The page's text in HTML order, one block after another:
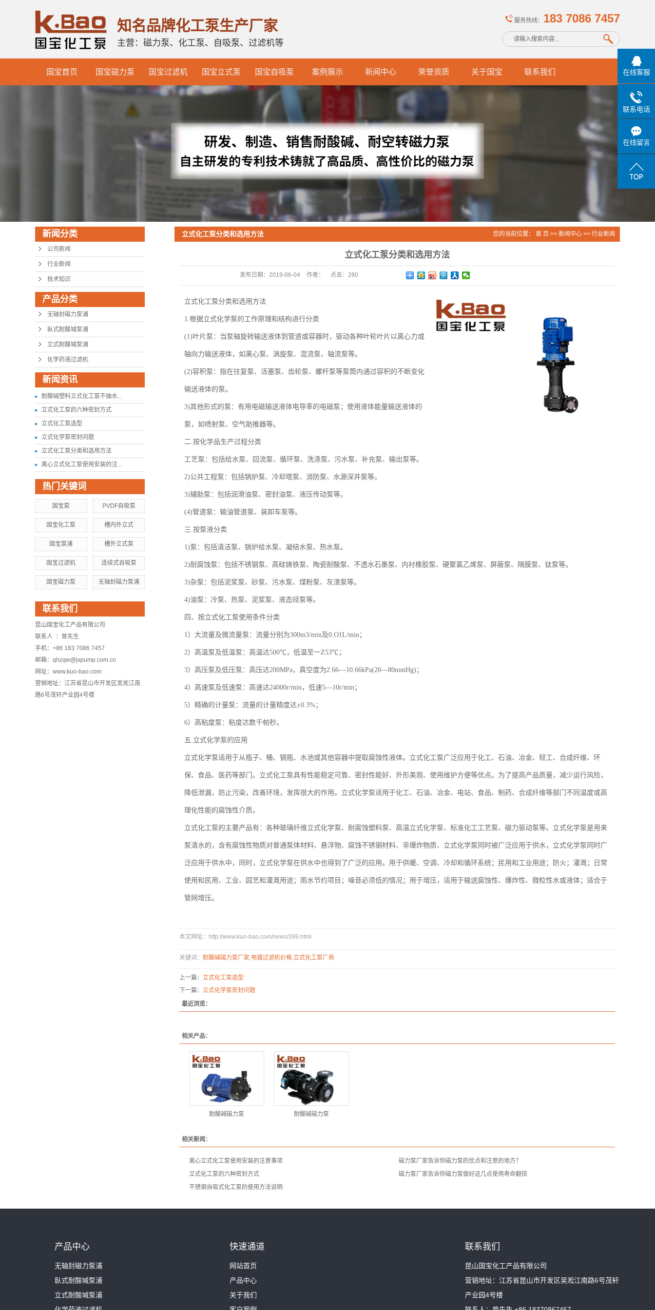
知名品牌化工泵生产厂家
主营：磁力泵、化工泵、自吸泵、过滤机等
服务热线： 183 7086 7457
国宝首页 国宝磁力泵 国宝过滤机 国宝立式泵 国宝自吸泵 案例展示 新闻中心 荣誉资质 关于国宝 联系我们
新闻分类
公司新闻
行业新闻
技术知识
产品分类
无轴封磁力泵浦
臥式耐酸堿泵浦
立式耐酸堿泵浦
化学药液过滤机
新闻资讯
耐酸碱塑料立式化工泵不抽水...
立式化工泵的六种密封方式
立式化工泵选型
立式化学泵密封问题
立式化工泵分类和选用方法
离心立式化工泵使用安装的注...
热门关键词
国宝泵 PVDF自吸泵
国宝化工泵 槽内外立式
国宝泵浦 槽外立式泵
国宝过滤机 连续式自吸泵
国宝磁力泵 无轴封磁力泵浦
联系我们
昆山国宝化工产品有限公司
联系人 ：曾先生
手机：+86 183 7086 7457
邮箱：qhzqw@jxpump.com.cn
网址：www.kuo-bao.com
营销地址：江苏省昆山市开发区吴淞江南
路6号茂轩产业园4号楼
立式化工泵分类和选用方法 您的当前位置： 首 页 >> 新闻中心 >> 行业新闻
立式化工泵分类和选用方法
发布日期： 2019-06-04 作者： 点击： 280
立式化工泵分类和选用方法
1.根据立式化学泵的工作原理和结构进行分类
(1)叶片泵：当泵轴旋转输送液体到管道或容器时，驱动各种叶轮叶片以离心力或
轴向力输送液体，如离心泵、涡旋泵、混流泵、轴流泵等。
(2)容积泵：指在往复泵、活塞泵、齿轮泵、螺杆泵等泵筒内通过容积的不断变化
输送液体的泵。
3)其他形式的泵：有用电磁输送液体电导率的电磁泵；使用液体能量输送液体的
泵，如喷射泵、空气助推器等。
二.按化学品生产过程分类
工艺泵：包括给水泵、回流泵、循环泵、洗涤泵、污水泵、补充泵、输出泵等。
2)公共工程泵：包括锅炉泵、冷却塔泵、消防泵、水源深井泵等。
3)辅助泵：包括润滑油泵、密封油泵、液压传动泵等。
(4)管道泵：输油管道泵、装卸车泵等。
三.按泵液分类
1)泵：包括清洁泵、锅炉给水泵、凝结水泵、热水泵。
2)耐腐蚀泵：包括不锈钢泵、高硅铸铁泵、陶瓷耐酸泵、不透水石墨泵、内衬橡胶泵、硬聚氯乙烯泵、屏蔽泵、隔膜泵、钛泵等。
3)杂泵：包括泥浆泵、砂泵、污水泵、煤粉泵、灰渣泵等。
4)油泵：冷泵、热泵、泥浆泵、液态烃泵等。
四、按立式化工泵使用条件分类
1）大流量及微流量泵：流量分别为300m3/min及0.O1L/min；
2）高温泵及低温泵：高温达500℃，低温至一Z53℃；
3）高压泵及低压泵：高压达200MPa，真空度为2.66---10.66kPa(20—80mmHg)；
4）高速泵及低速泵：高速达24000r/min，低速5—10r/min；
5）精确的计量泵：流量的计量精度达±0.3%；
6）高粘度泵：粘度达数千帕秒。
五.立式化学泵的应用
立式化学泵适用于从瓶子、桶、钢瓶、水池或其他容器中提取腐蚀性液体。立式化工泵广泛应用于化工、石油、冶金、轻工、合成纤维、环
保、食品、医药等部门。立式化工泵具有性能稳定可靠、密封性能好、外形美观、使用维护方便等优点。为了提高产品质量，减少运行风险，
降低泄漏，防止污染，改善环境，发挥很大的作用。立式化学泵适用于化工、石油、冶金、电站、食品、制药、合成纤维等部门不同温度或高
理化性能的腐蚀性介质。
立式化工泵的主要产品有：各种玻璃纤维立式化学泵、耐腐蚀塑料泵、高温立式化学泵、标准化工工艺泵、磁力驱动泵等。立式化学泵是用来
泵清水的，含有腐蚀性物质对普通泵体材料、悬浮物、腐蚀不锈钢材料、非爆炸物质、立式化学泵同时被广泛应用于供水，立式化学泵同时广
泛应用于供水中，同时，立式化学泵在供水中也得到了广泛的应用。用于供暖、空调、冷却和循环系统；民用和工业用途；防火；灌溉；日常
使用和民用、工业、园艺和灌溉用途；雨水节约项目；噪音必须低的情况；用于增压，适用于输送腐蚀性、爆炸性、微粒性水或液体；适合于
管网增压。
本文网址：http://www.kuo-bao.com/news/399.html
关键词： 耐酸碱磁力泵厂家,电镀过滤机价格,​立式化工泵厂商
上一篇： 立式化工泵选型
下一篇： 立式化学泵密封问题
最近浏览：
相关产品：
耐酸碱磁力泵 耐酸碱磁力泵
相关新闻：
离心立式化工泵使用安装的注意事项
磁力泵厂家告诉你磁力泵的优点和注意的地方？
立式化工泵的六种密封方式
磁力泵厂家告诉你磁力泵做好这几点使用寿命翻倍
不锈钢自吸式化工泵的使用方法说明
产品中心
无轴封磁力泵浦
臥式耐酸堿泵浦
立式耐酸堿泵浦
快速通道
网站首页
产品中心
关于我们
联系我们
昆山国宝化工产品有限公司
营销地址：江苏省昆山市开发区吴淞江南路6号茂轩
产业园4号楼
在线客服
联系电话
在线留言